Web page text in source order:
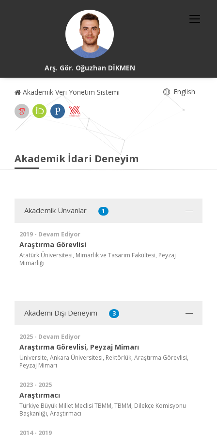
Arş. Gör. Oğuzhan DİKMEN
Akademik Veri Yönetim Sistemi English
Akademik İdari Deneyim
Akademik Ünvanlar 1
2019 - Devam Ediyor
Araştırma Görevlisi
Atatürk Üniversitesi, Mimarlık ve Tasarım Fakültesi, Peyzaj
Mimarlığı
Akademi Dışı Deneyim 3
2025 - Devam Ediyor
Araştırma Görevlisi, Peyzaj Mimarı
Üniversite, Ankara Üniversitesi, Rektörlük, Araştırma Görevlisi,
Peyzaj Mimarı
2023 - 2025
Araştırmacı
Türkiye Büyük Millet Meclisi TBMM, TBMM, Dilekçe Komisyonu
Başkanlığı, Araştırmacı
2014 - 2019